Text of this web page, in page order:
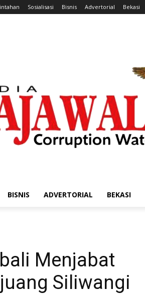
Sosialisasi Bisnis Advertorial Bekasi
BISNIS ADVERTORIAL BEKASI
Menjabat
Siliwangi